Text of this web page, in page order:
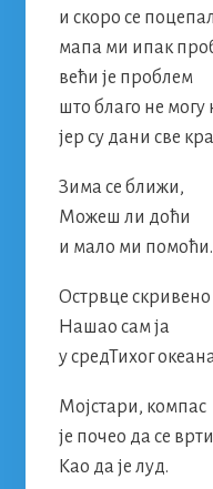
и скоро се
мапа ми ипак
већи је проблем
што благо не могу
јер су дани све
Зима се ближи,
Можеш ли доћи
и мало ми помоћи.
Острвце скривено
Нашао сам ја
у средТихог
Мојстари, компас
је почео да се
Као да је луд.